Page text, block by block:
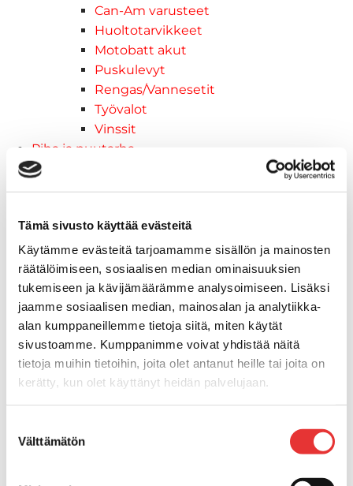
Tämä sivusto käyttää evästeitä
Käytämme evästeitä tarjoamamme sisällön ja mainosten
räätälöimiseen, sosiaalisen median ominaisuuksien
tukemiseen ja kävijämäärämme analysoimiseen. Lisäksi
jaamme sosiaalisen median, mainosalan ja analytiikka-
alan kumppaneillemme tietoja siitä, miten käytät
sivustoamme. Kumppanimme voivat yhdistää näitä
tietoja muihin tietoihin, joita olet antanut heille tai joita on
kerätty, kun olet käyttänyt heidän palvelujaan.
valinta
Välttämätön
Can-Am varusteet
Huoltotarvikkeet
Motobatt akut
Puskulevyt
Rengas/Vannesetit
Työvalot
Vinssit
Piha ja puutarha
STIGA ruohonleikkurit
STIGA pienkoneet
STIGA lumilingot
Vapaa-aika
Paidat
Hupparit
Takit
Ajolasit
Aurinkolasit
Tarjoukset
Poistotuotteet
Maritim venetarvikkeet